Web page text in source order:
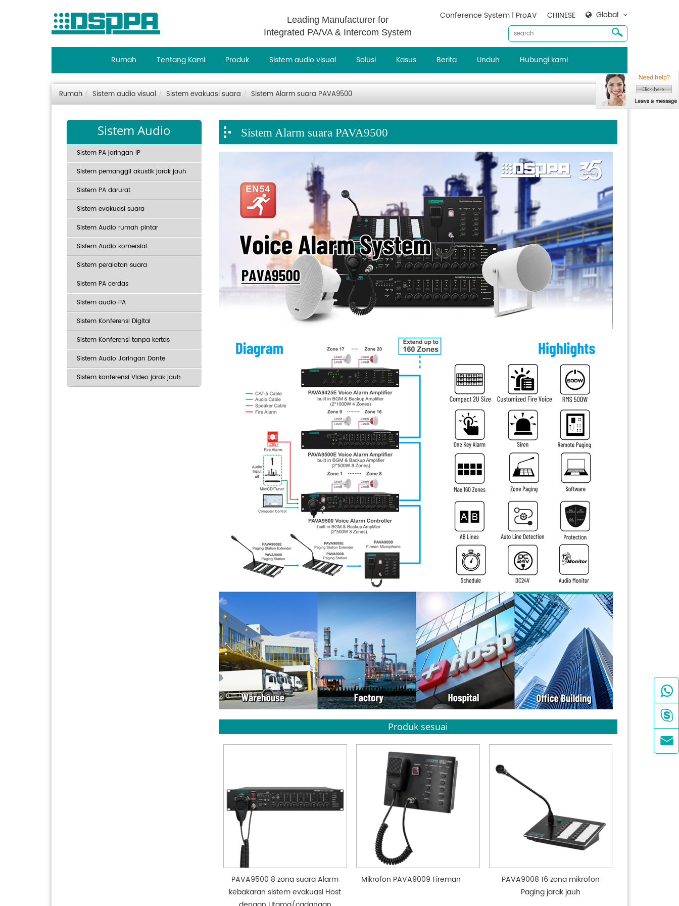
Leading Manufacturer for
Integrated PA/VA & Intercom System
Global
CHINESE
Conference System | ProAV
Rumah Tentang Kami Produk Sistem audio visual Solusi Kasus Berita Unduh Hubungi kami
Rumah Sistem audio visual Sistem evakuasi suara Sistem Alarm suara PAVA9500
Sistem Audio
Sistem PA jaringan IP
Sistem pemanggil akustik jarak jauh
Sistem PA darurat
Sistem evakuasi suara
Sistem Audio rumah pintar
Sistem Audio komersial
Sistem peralatan suara
Sistem PA cerdas
Sistem audio PA
Sistem Konferensi Digital
Sistem Konferensi tanpa kertas
Sistem Audio Jaringan Dante
Sistem konferensi Video jarak jauh
Sistem Alarm suara PAVA9500
Produk sesuai
PAVA9500 8 zona suara Alarm
kebakaran sistem evakuasi Host
Mikrofon PAVA9009 Fireman
PAVA9008 16 zona mikrofon
Paging jarak jauh


